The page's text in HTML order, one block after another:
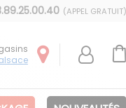
(APPEL GRATUIT)